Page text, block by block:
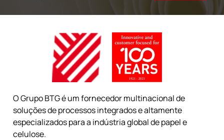
O Grupo BTG é um fornecedor multinacional de
soluções de processos integrados e altamente
especializados para a indústria global de papel e
celulose.